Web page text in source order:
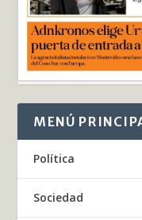
MENÚ
Política
Sociedad